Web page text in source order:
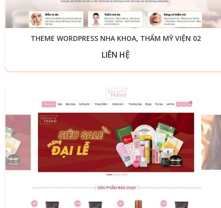
THEME WORDPRESS NHA KHOA, THẨM MỸ VIỆN 02
LIÊN HỆ